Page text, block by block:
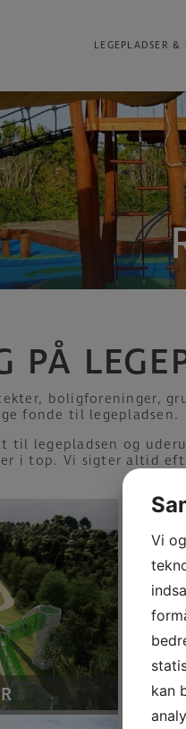
LEGEPLADSER &
PÅ
boligforeninger,
fonde til legepladsen.
til legepladsen og
i top. Vi sigter altid
Vi
kan